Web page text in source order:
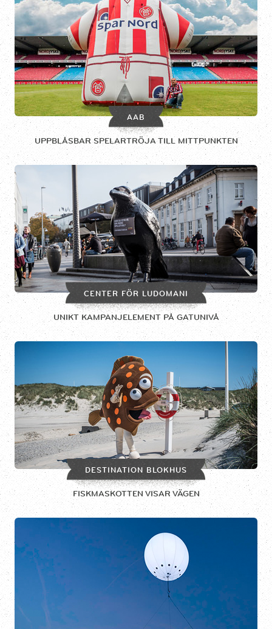
AAB
UPPBLÅSBAR SPELARTRÖJA TILL MITTPUNKTEN
CENTER FÖR LUDOMANI
UNIKT KAMPANJELEMENT PÅ GATUNIVÅ
DESTINATION BLOKHUS
FISKMASKOTTEN VISAR VÄGEN